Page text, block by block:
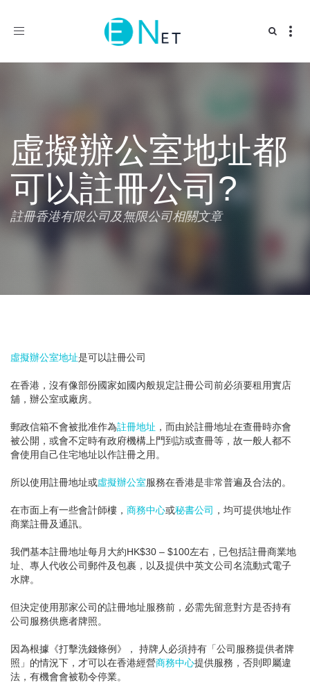
Toggle
虛擬辦公室地址都
可以註冊公司?
註冊香港有限公司及無限公司相關文章
虛擬辦公室地址是可以註冊公司
在香港，沒有像部份國家如國內般規定註冊公司前必須要租用實店
舖，辦公室或廠房。
郵政信箱不會被批准作為註冊地址 ，而由於註冊地址在查冊時亦會
被公開，或會不定時有政府機構上門到訪或查冊等，故一般人都不
會使用自己住宅地址以作註冊之用。
所以使用註冊地址或虛擬辦公室服務在香港是非常普遍及合法的。
在市面上有一些會計師樓， 商務中心或秘書公司 ，均可提供地址作
商業註冊及通訊。
我們基本註冊地址每月大約HK$30 – $100左右，已包括註冊商業地
址、專人代收公司郵件及包裹，以及提供中英文公司名流動式電子
水牌。
但決定使用那家公司的註冊地址服務前，必需先留意對方是否持有
公司服務供應者牌照。
因為根據《打擊洗錢條例》， 持牌人必須持有「公司服務提供者牌
照」的情況下，才可以在香港經營商務中心提供服務，否則即屬違
法，有機會會被勒令停業。